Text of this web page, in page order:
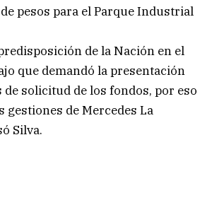
pesos para el Parque Industrial
de la Nación en el
que demandó la presentación
de solicitud de los fondos, por eso
gestiones de Mercedes La
Silva.